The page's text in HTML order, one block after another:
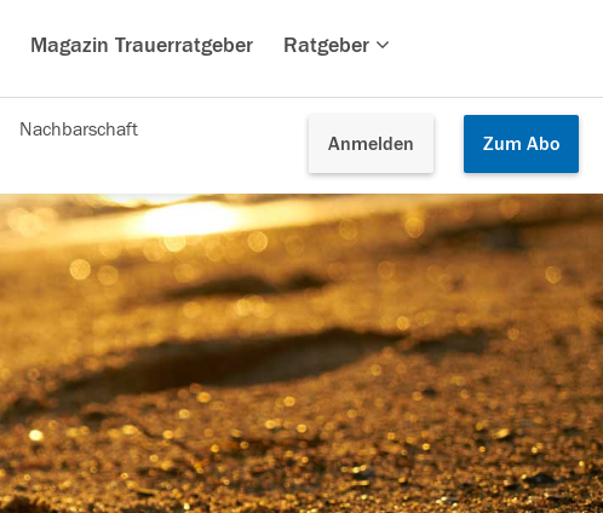
Magazin Trauerratgeber Ratgeber
Anmelden Zum Abo
Nachbarschaft